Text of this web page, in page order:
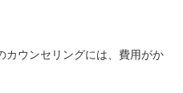
カウンセリングには、費用がか